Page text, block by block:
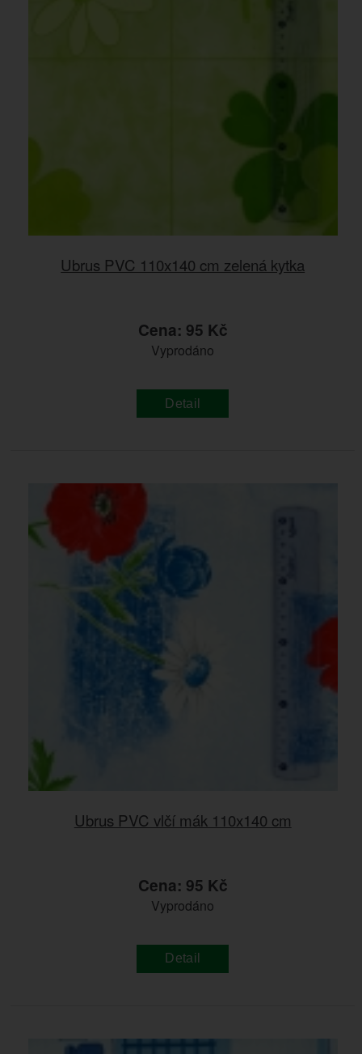
Ubrus PVC 110x140 cm zelená kytka
Cena: 95 Kč
Vyprodáno
Detail
Ubrus PVC vlčí mák 110x140 cm
Cena: 95 Kč
Vyprodáno
Detail